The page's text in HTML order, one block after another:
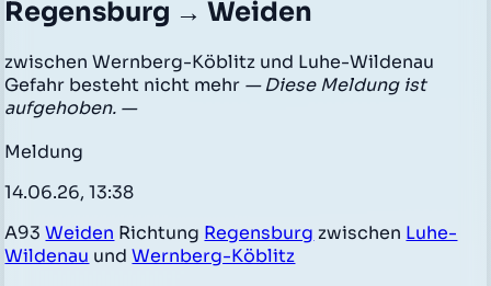
Regensburg → Weiden
zwischen Wernberg-Köblitz und Luhe-Wildenau
Gefahr besteht nicht mehr — Diese Meldung ist
aufgehoben. —
Meldung
14.06.26, 13:38
A93Weiden Richtung Regensburg zwischen Luhe-
Wildenau undWernberg-Köblitz